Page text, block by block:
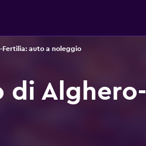
auto a noleggio
di Alghero-